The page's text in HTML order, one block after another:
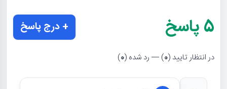
5پاسخ + درج پاسخ
در انتظار تایید (0) — رد شده (0
)